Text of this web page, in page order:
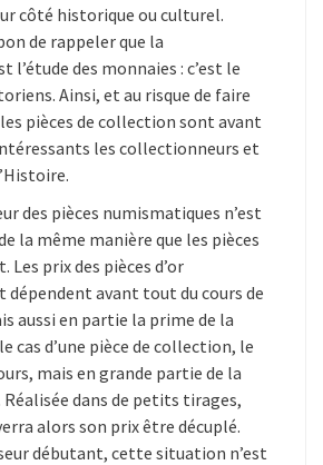
côté historique ou culturel.
de rappeler que la
l’étude des monnaies : c’est le
Ainsi, et au risque de faire
pièces de collection sont avant
les collectionneurs et
des pièces numismatiques n’est
la même manière que les pièces
Les prix des pièces d’or
dépendent avant tout du cours de
aussi en partie la prime de la
cas d’une pièce de collection, le
mais en grande partie de la
Réalisée dans de petits tirages,
alors son prix être décuplé.
débutant, cette situation n’est